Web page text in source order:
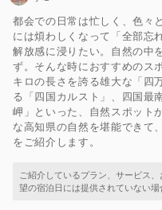
都会での日常は忙しく、色々
には煩わしくなって「全部忘
解放感に浸りたい。自然の中
ず。そんな時におすすめのス
キロの長さを誇る雄大な「四
る「四国カルスト」、四国最
岬」といった、自然スポット
な高知県の自然を堪能できて
をご紹介します。